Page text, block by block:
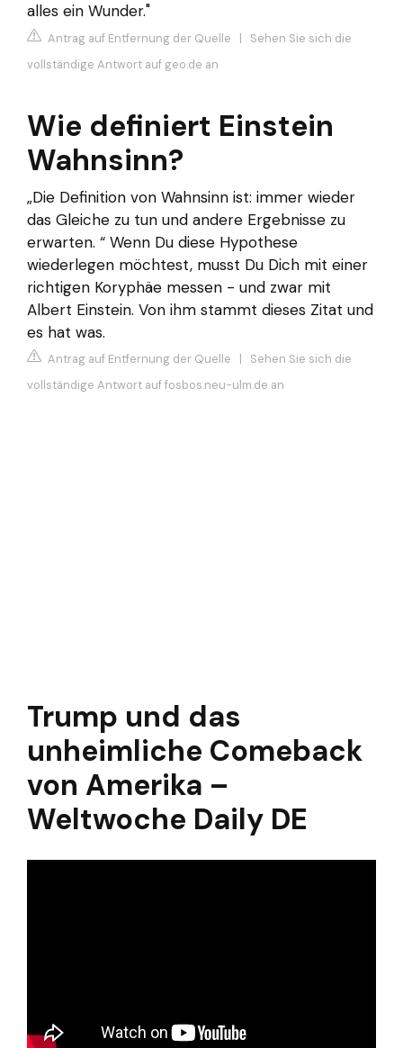
alles ein Wunder."
Antrag auf Entfernung der Quelle | Sehen Sie sich die
vollständige Antwort auf geo.de an
Wie definiert Einstein
Wahnsinn?
„Die Definition von Wahnsinn ist: immer wieder
das Gleiche zu tun und andere Ergebnisse zu
erwarten. “ Wenn Du diese Hypothese
wiederlegen möchtest, musst Du Dich mit einer
richtigen Koryphäe messen - und zwar mit
Albert Einstein. Von ihm stammt dieses Zitat und
es hat was.
Antrag auf Entfernung der Quelle | Sehen Sie sich die
vollständige Antwort auf fosbos.neu-ulm.de an
Trump und das
unheimliche Comeback
von Amerika –
Weltwoche Daily DE